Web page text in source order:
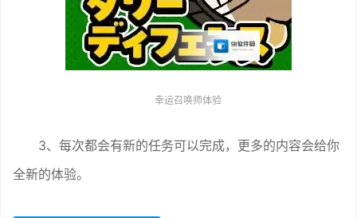
幸运召唤师体验
3、每次都会有新的任务可以完成，更多的内容会给你
全新的体验。